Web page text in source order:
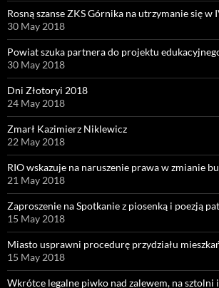
Rosną szanse ZKS Górnika na utrzymanie się w
30 May 2018
Powiat szuka partnera do projektu
30 May 2018
Dni Złotoryi 2018
24 May 2018
Zmarł Kazimierz Niklewicz
22 May 2018
RIO wskazuje na naruszenie prawa w zmianie
21 May 2018
Zaproszenie na Spotkanie z piosenką i poezją
15 May 2018
Miasto usprawni procedurę przydziału
15 May 2018
Wkrótce legalne piwko nad zalewem, na sztolni